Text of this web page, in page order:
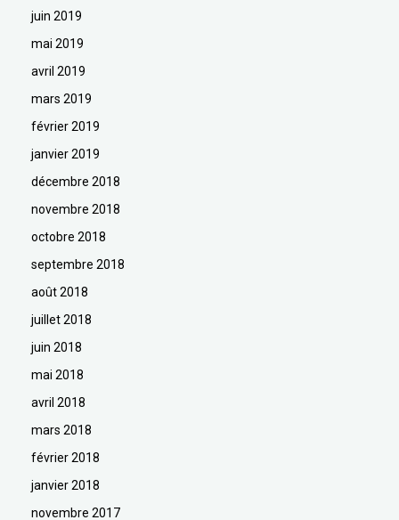
juin 2019
mai 2019
avril 2019
mars 2019
février 2019
janvier 2019
décembre 2018
novembre 2018
octobre 2018
septembre 2018
août 2018
juillet 2018
juin 2018
mai 2018
avril 2018
mars 2018
février 2018
janvier 2018
novembre 2017